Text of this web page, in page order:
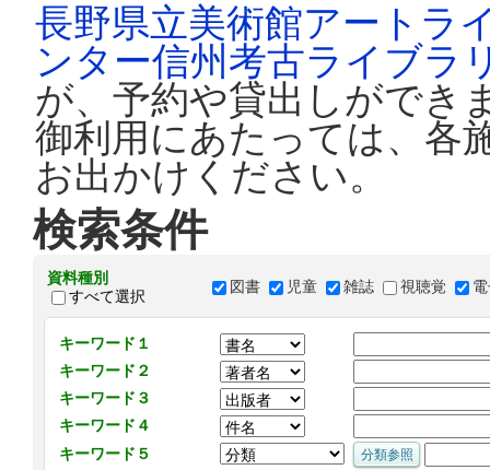
長野県立美術館アートラ
ンター信州考古ライブラ
が、予約や貸出しができ
御利用にあたっては、各
お出かけください。
検索条件
資料種別
すべて選択
図書 児童 雑誌 視聴覚
キーワード１
キーワード２
キーワード３
キーワード４
キーワード５